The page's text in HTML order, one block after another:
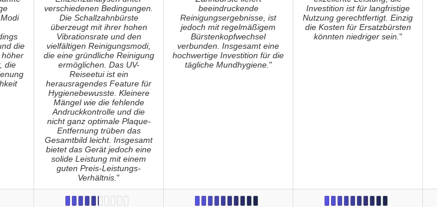
die
höher
die
verschiedenen Bedingungen.
Die Schallzahnbürste
überzeugt mit ihrer hohen
Vibrationsrate und den
vielfältigen Reinigungsmodi,
die eine gründliche Reinigung
ermöglichen. Das UV-
Reiseetui ist ein
herausragendes Feature für
Hygienebewusste. Kleinere
Mängel wie die fehlende
Andruckkontrolle und die
nicht ganz optimale Plaque-
Entfernung trüben das
Gesamtbild leicht. Insgesamt
bietet das Gerät jedoch eine
solide Leistung mit einem
guten Preis-Leistungs-
Verhältnis."
beeindruckende
Reinigungsergebnisse, ist
jedoch mit regelmäßigem
Bürstenkopfwechsel
verbunden. Insgesamt eine
hochwertige Investition für die
tägliche Mundhygiene."
Investition ist für langfristige
Nutzung gerechtfertigt. Einzig
die Kosten für Ersatzbürsten
könnten niedriger sein."